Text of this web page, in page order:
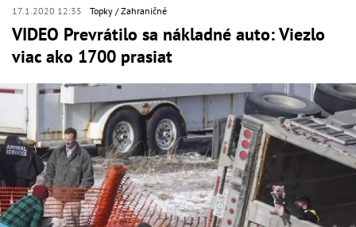
17.1.2020 12:35 Topky Zahraničné
VIDEO Prevrátilo sa nákladné auto: Viezlo
viac ako 1700 prasiat